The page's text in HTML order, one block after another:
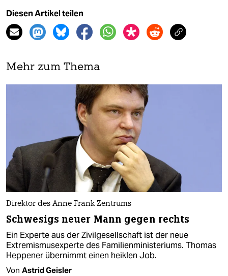
Diesen Artikel teilen
Mehr zum Thema
Direktor des Anne Frank Zentrums
Schwesigs neuer Mann gegen rechts
Ein Experte aus der Zivilgesellschaft ist der neue
Extremismusexperte des Familienministeriums. Thomas
Heppener übernimmt einen heiklen Job.
Von Astrid Geisler